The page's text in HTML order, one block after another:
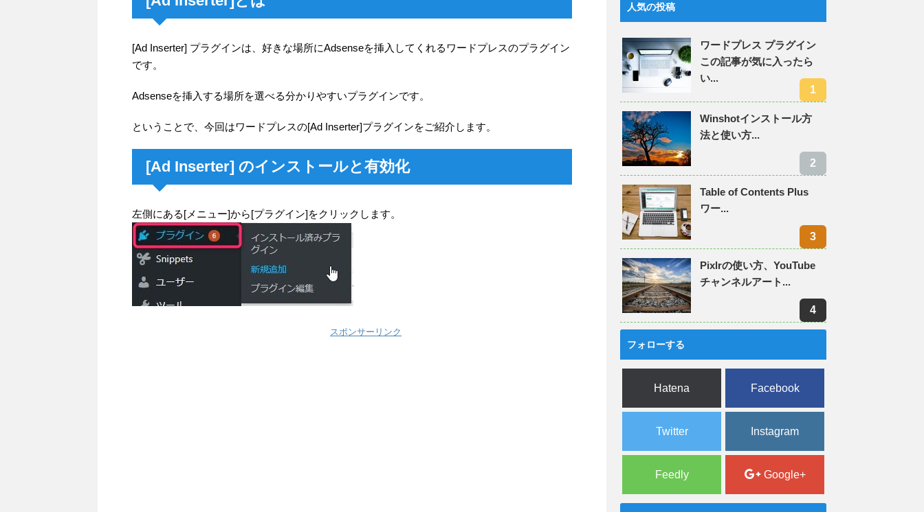
[Ad Inserter] プラグインは、好きな場所にAdsenseを挿入してくれるワードプレスのプラグイン
です。
Adsenseを挿入する場所を選べる分かりやすいプラグインです。
ということで、今回はワードプレスの[Ad Inserter]プラグインをご紹介します。
[Ad Inserter] のインストールと有効化
左側にある[メニュー]から[プラグイン]をクリックします。
スポンサーリンク
人気の投稿
ワードプレス プラグイン
この記事が気に入ったら
い...
Winshotインストール方
法と使い方...
Table of Contents Plus
ワー...
Pixlrの使い方、YouTube
チャンネルアート...
フォローする
Hatena Facebook
Twitter Instagram
Feedly Google+